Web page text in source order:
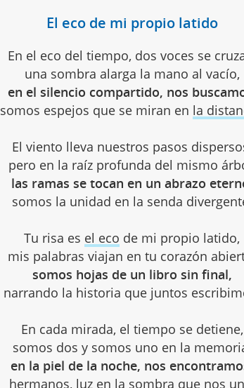
El eco de mi propio latido
En el eco del tiempo, dos voces se
una sombra alarga la mano al vacío,
en el silencio compartido, nos
somos espejos que se miran en la
El viento lleva nuestros pasos
pero en la raíz profunda del mismo
las ramas se tocan en un abrazo
somos la unidad en la senda
Tu risa es el eco de mi propio latido,
mis palabras viajan en tu corazón
somos hojas de un libro sin final,
narrando la historia que juntos
En cada mirada, el tiempo se detiene,
somos dos y somos uno en la
en la piel de la noche, nos
hermanos, luz en la sombra que nos